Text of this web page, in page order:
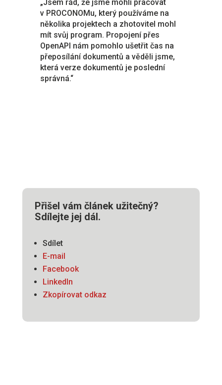
„Jsem rád, že jsme mohli pracovat
v PROCONOMu, který používáme na
několika projektech a zhotovitel mohl
mít svůj program. Propojení přes
OpenAPI nám pomohlo ušetřit čas na
přeposílání dokumentů a věděli jsme,
která verze dokumentů je poslední
správná.“
Přišel vám článek užitečný?
Sdílejte jej dál.
Sdílet
E-mail
Facebook
LinkedIn
Zkopírovat odkaz